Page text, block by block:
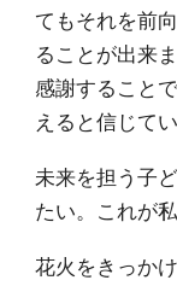
てもそれを前
ることが出来ま
感謝すること
えると信じてい
未来を担う子
たい。これが
花火をきっか